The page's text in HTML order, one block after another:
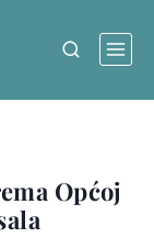
Općoj